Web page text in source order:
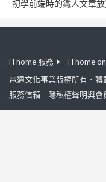
初學前端時的鐵人文章
iThome 服務 iThome
電週文化事業版權所有、
服務信箱
隱私權聲明與會